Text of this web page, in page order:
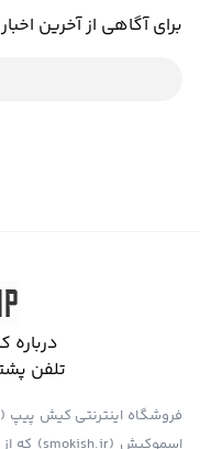
برای آگاهی از آخرین
تلفن
فروشگاه اینترنتی کیش پیپ